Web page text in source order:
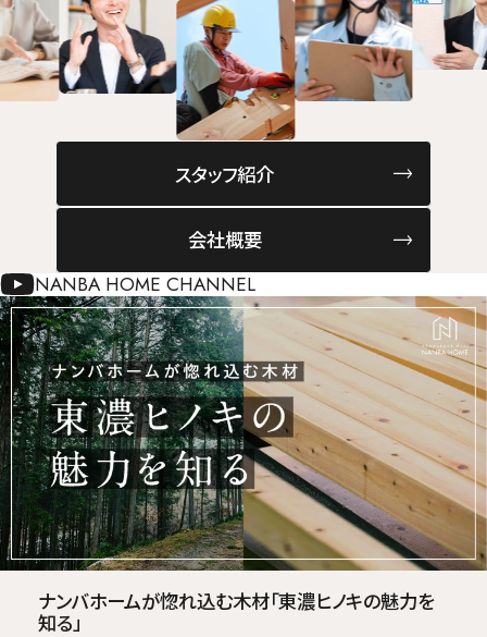
スタッフ紹介
会社概要
NANBA HOME CHANNEL
ナンバホームが惚れ込む木材「東濃ヒノキの魅力を
知る」